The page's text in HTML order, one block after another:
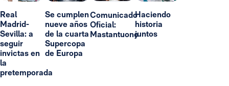
Real
Madrid-
Sevilla: a
seguir
invictas en
la
pretemporada
Se cumplen
nueve años
de la cuarta
Supercopa
de Europa
Comunicado
Oficial:
Mastantuono
Haciendo
historia
juntos